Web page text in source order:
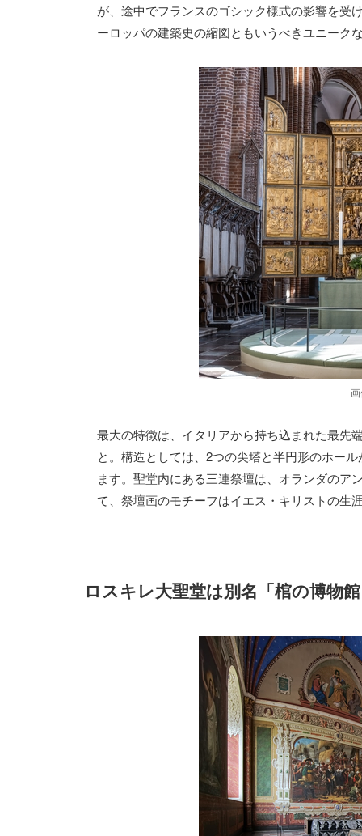
が、途中でフランスのゴシック様式の影響を受
ーロッパの建築史の縮図ともいうべきユニーク
最大の特徴は、イタリアから持ち込まれた最先
と。構造としては、2つの尖塔と半円形のホー
ます。聖堂内にある三連祭壇は、オランダのア
て、祭壇画のモチーフはイエス・キリストの生
ロスキレ大聖堂は別名「棺の博物